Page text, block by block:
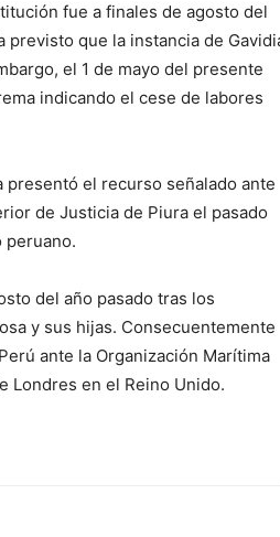
fue a finales de agosto del
que la instancia de
el 1 de mayo del presente
indicando el cese de labores
presentó el recurso señalado ante
de Justicia de Piura el pasado
peruano.
del año pasado tras los
y sus hijas. Consecuentemente
ante la Organización Marítima
Londres en el Reino Unido.